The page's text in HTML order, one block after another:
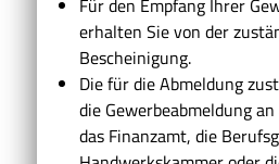
erhalten Sie von der
Bescheinigung.
Die für die Abmeldung
die Gewerbeabmeldung
das Finanzamt, die